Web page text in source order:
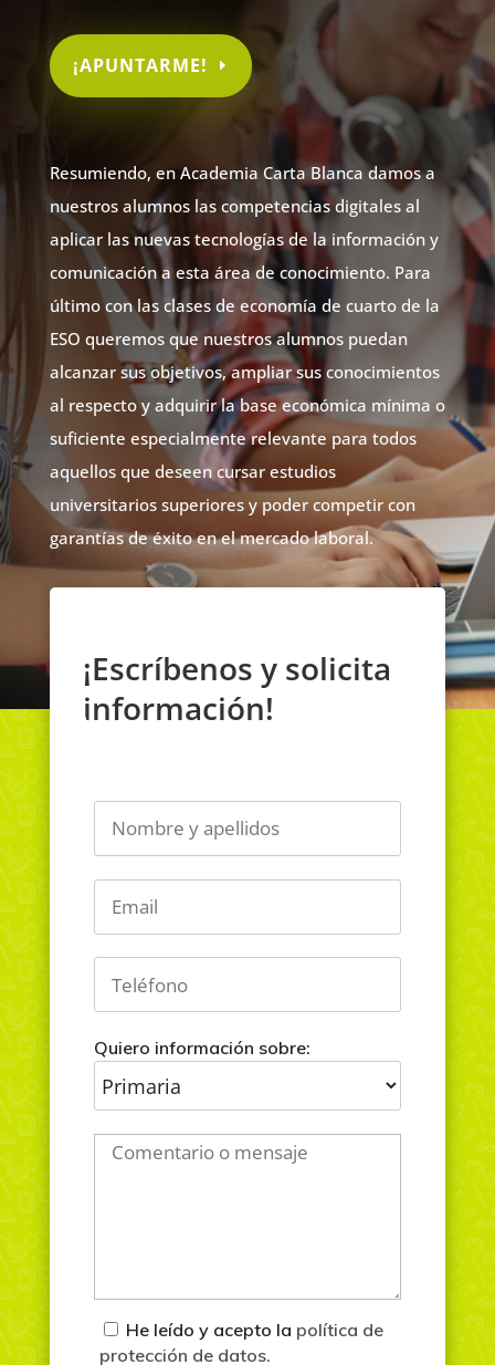
¡APUNTARME!
Resumiendo, en Academia Carta Blanca damos a
nuestros alumnos las competencias digitales al
aplicar las nuevas tecnologías de la información y
comunicación a esta área de conocimiento. Para
último con las clases de economía de cuarto de la
ESO queremos que nuestros alumnos puedan
alcanzar sus objetivos, ampliar sus conocimientos
al respecto y adquirir la base económica mínima o
suficiente especialmente relevante para todos
aquellos que deseen cursar estudios
universitarios superiores y poder competir con
garantías de éxito en el mercado laboral.
¡Escríbenos y solicita
información!
Quiero información sobre:
He leído y acepto la política de
protección de datos.